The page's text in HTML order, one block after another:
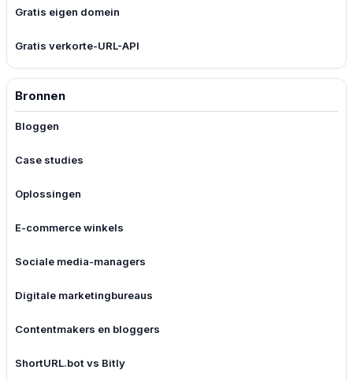
Gratis eigen domein
Gratis verkorte-URL-API
Bronnen
Bloggen
Case studies
Oplossingen
E-commerce winkels
Sociale media-managers
Digitale marketingbureaus
Contentmakers en bloggers
ShortURL.bot vs Bitly